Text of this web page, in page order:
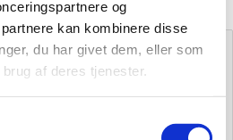
og
kan kombinere disse
du har givet dem, eller som
af deres tjenester.